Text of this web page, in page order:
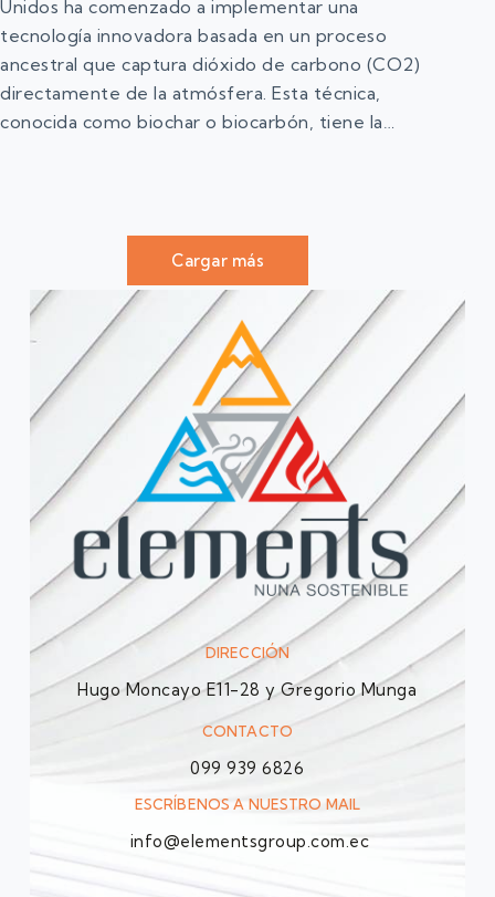
Unidos ha comenzado a implementar una
tecnología innovadora basada en un proceso
ancestral que captura dióxido de carbono (CO2)
directamente de la atmósfera. Esta técnica,
conocida como biochar o biocarbón, tiene la…
Cargar más
DIRECCIÓN
Hugo Moncayo E11-28 y Gregorio Munga
CONTACTO
099 939 6826
ESCRÍBENOS A NUESTRO MAIL
info@elementsgroup.com.ec